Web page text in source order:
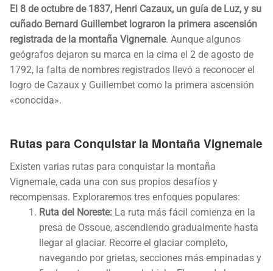
El 8 de octubre de 1837, Henri Cazaux, un guía de Luz, y su
cuñado Bernard Guillembet lograron la primera ascensión
registrada de la montaña Vignemale. Aunque algunos
geógrafos dejaron su marca en la cima el 2 de agosto de
1792, la falta de nombres registrados llevó a reconocer el
logro de Cazaux y Guillembet como la primera ascensión
«conocida».
Rutas para Conquistar la Montaña Vignemale
Existen varias rutas para conquistar la montaña
Vignemale, cada una con sus propios desafíos y
recompensas. Exploraremos tres enfoques populares:
Ruta del Noreste: La ruta más fácil comienza en la
presa de Ossoue, ascendiendo gradualmente hasta
llegar al glaciar. Recorre el glaciar completo,
navegando por grietas, secciones más empinadas y